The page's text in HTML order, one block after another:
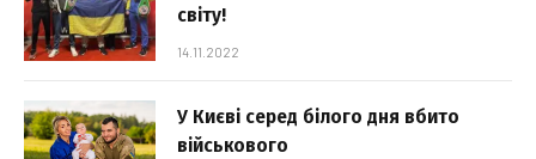
світу!
14.11.2022
У Києві серед білого дня вбито
військового